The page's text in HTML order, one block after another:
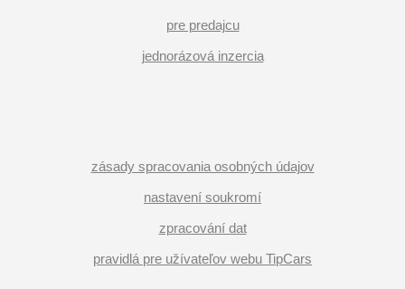
pre predajcu
jednorázová inzercia
zásady spracovania osobných údajov
nastavení soukromí
zpracování dat
pravidlá pre užívateľov webu TipCars